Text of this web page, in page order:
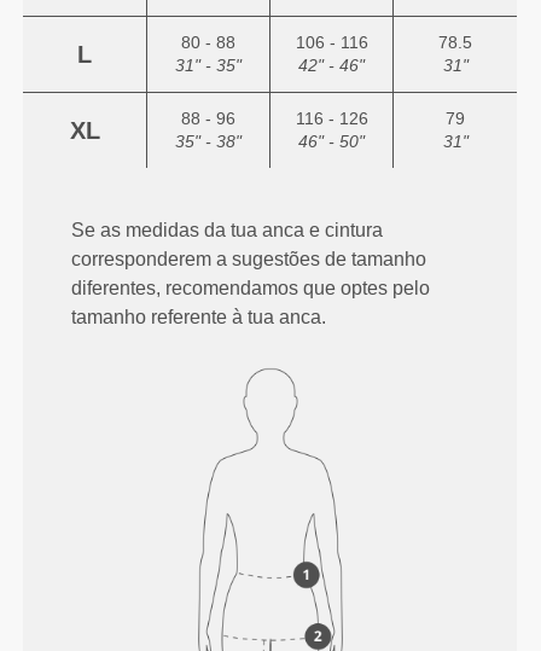
L
80 - 88
31" - 35"
106 - 116
42" - 46"
78.5
31"
XL
88 - 96
35" - 38"
116 - 126
46" - 50"
79
31"
Se as medidas da tua anca e cintura
corresponderem a sugestões de tamanho
diferentes, recomendamos que optes pelo
tamanho referente à tua anca.